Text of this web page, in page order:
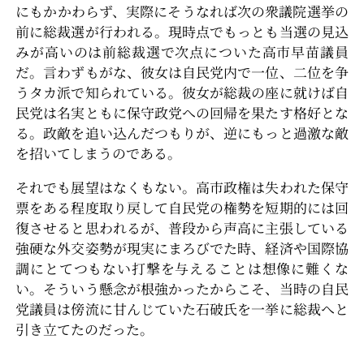
にもかかわらず、実際にそうなれば次の衆議院選挙の
前に総裁選が行われる。現時点でもっとも当選の見込
みが高いのは前総裁選で次点についた高市早苗議員
だ。言わずもがな、彼女は自民党内で一位、二位を争
うタカ派で知られている。彼女が総裁の座に就けば自
民党は名実ともに保守政党への回帰を果たす格好とな
る。政敵を追い込んだつもりが、逆にもっと過激な敵
を招いてしまうのである。
それでも展望はなくもない。高市政権は失われた保守
票をある程度取り戻して自民党の権勢を短期的には回
復させると思われるが、普段から声高に主張している
強硬な外交姿勢が現実にまろびでた時、経済や国際協
調にとてつもない打撃を与えることは想像に難くな
い。そういう懸念が根強かったからこそ、当時の自民
党議員は傍流に甘んじていた石破氏を一挙に総裁へと
引き立てたのだった。